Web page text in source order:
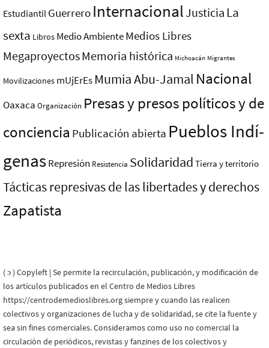
Estudiantil Guerrero InternacionalJusticia La
sexta Libros Medio AmbienteMedios Libres
MegaproyectosMemoria histórica Michoacán Migrantes
Movilizaciones mUjErEs Mumia Abu-Jamal Nacional
Oaxaca Organización Presas y presos polí­ticos y de
conciencia Publicación abierta Pueblos Indí­
genasRepresión Resistencia Solidaridad Tierra y territorio
Tácticas represivas de las libertades y derechos
Zapatista
( ɔ ) Copyleft | Se permite la recirculación, publicación, y modificación de
los artículos publicados en el Centro de Medios Libres
https://centrodemedioslibres.org siempre y cuando las realicen
colectivos y organizaciones de lucha y de solidaridad, se cite la fuente y
sea sin fines comerciales. Consideramos como uso no comercial la
circulación de periódicos, revistas y fanzines de los colectivos y